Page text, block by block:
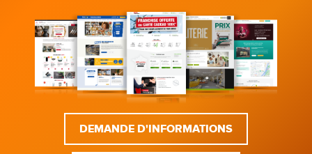
DEMANDE D'INFORMATIONS